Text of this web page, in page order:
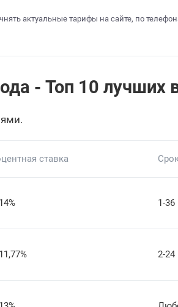
актуальные тарифы на сайте, по
- Топ 10 лучших
ставка
1-
2-24